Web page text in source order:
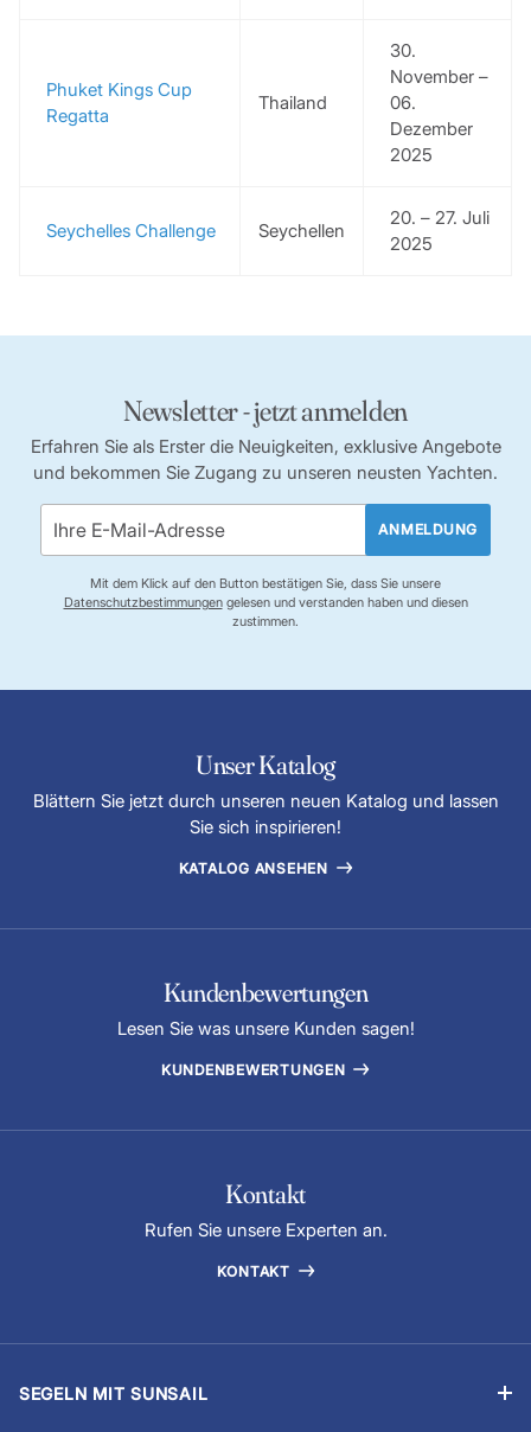
Phuket Kings Cup
Regatta
Thailand
30.
November –
06.
Dezember
2025
Seychelles Challenge Seychellen
20. – 27. Juli
2025
Newsletter - jetzt anmelden
Erfahren Sie als Erster die Neuigkeiten, exklusive Angebote
und bekommen Sie Zugang zu unseren neusten Yachten.
ANMELDUNG
Mit dem Klick auf den Button bestätigen Sie, dass Sie unsere
Datenschutzbestimmungengelesen und verstanden haben und diesen
zustimmen.
Unser Katalog
Blättern Sie jetzt durch unseren neuen Katalog und lassen
Sie sich inspirieren!
KATALOG ANSEHEN
Kundenbewertungen
Lesen Sie was unsere Kunden sagen!
KUNDENBEWERTUNGEN
Kontakt
Rufen Sie unsere Experten an.
KONTAKT
SEGELN MIT SUNSAIL